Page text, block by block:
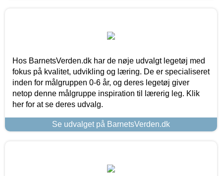
Hos BarnetsVerden.dk har de nøje udvalgt legetøj med
fokus på kvalitet, udvikling og læring. De er specialiseret
inden for målgruppen 0-6 år, og deres legetøj giver
netop denne målgruppe inspiration til lærerig leg. Klik
her for at se deres udvalg.
Se udvalget på BarnetsVerden.dk